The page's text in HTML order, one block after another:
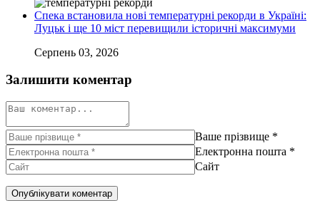
Спека встановила нові температурні рекорди в Україні:
Луцьк і ще 10 міст перевищили історичні максимуми
Серпень 03, 2026
Залишити коментар
Ваше прізвище *
Електронна пошта *
Сайт